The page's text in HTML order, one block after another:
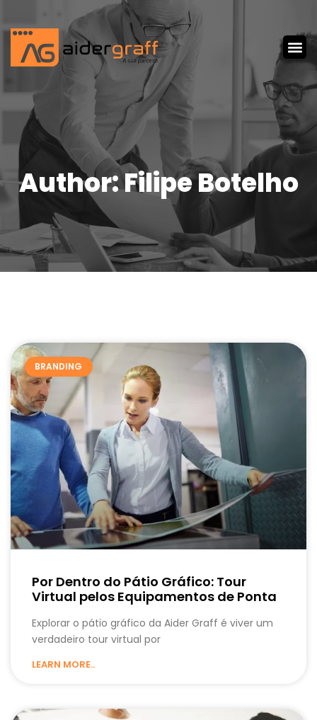
Author:Filipe Botelho
BRANDING
Por Dentro do Pátio Gráfico: Tour
Virtual pelos Equipamentos de Ponta
Explorar o pátio gráfico da Aider Graff é viver um
verdadeiro tour virtual por
LEARN MORE..